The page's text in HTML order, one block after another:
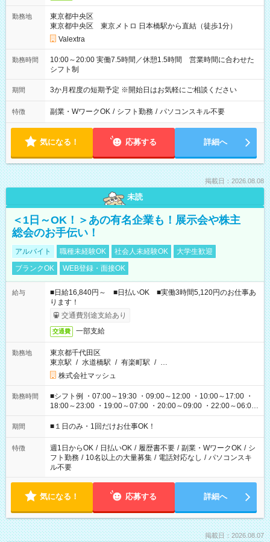
勤務地
東京都中央区
東京都中央区 東京メトロ 日本橋駅から直結（徒歩1分）
Valextra
勤務時間
10:00～20:00 実働7.5時間／休憩1.5時間 営業時間に合わせた
シフト制
期間 3か月程度の短期予定 ※開始日はお気軽にご相談ください
特徴 副業・WワークOK / シフト勤務 / パソコンスキル不要
気になる！ 応募する 詳細へ
掲載日：2026.08.08
未読
＜1日～OK！＞あの有名企業も！展示会や株主
総会のお手伝い！
アルバイト 職種未経験OK 社会人未経験OK
大学生歓迎
ブランクOK
WEB登録・面接OK
給与
■日給16,840円～ ■日払いOK ■実働3時間5,120円のお仕事あ
ります！
交通費別途支給あり
交通費 一部支給
勤務地
東京都千代田区
東京駅 / 水道橋駅 / 有楽町駅 / …
株式会社マッシュ
勤務時間
■シフト例 ・07:00～19:30 ・09:00～12:00 ・10:00～17:00 ・
18:00～23:00 ・19:00～07:00 ・20:00～09:00 ・22:00～06:00
etc ★最短で3時間で5,120円のお仕事から 15時間で2万円近く稼
げるお仕事も！ ご希望のお時間に合わせてご紹介！ ※シフトは
ください！
期間 ■１日のみ・1回だけお仕事OK！
特徴 週1日からOK / 日払いOK / 履歴書不要 / 副業・WワークOK / シ
フト勤務 / 10名以上の大量募集 / 電話対応なし / パソコンスキ
ル不要
気になる！ 応募する 詳細へ
掲載日：2026.08.07